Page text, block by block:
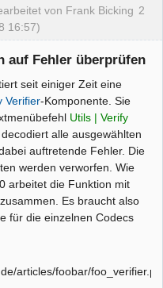
2
von Frank Bicking
16:57)
auf Fehler überprüfen
seit einiger Zeit eine
Verifier-Komponente. Sie
Utils | Verify
alle ausgewählten
auftretende Fehler. Die
werden verworfen. Wie
arbeitet die Funktion mit
Es braucht also
für die einzelnen Codecs